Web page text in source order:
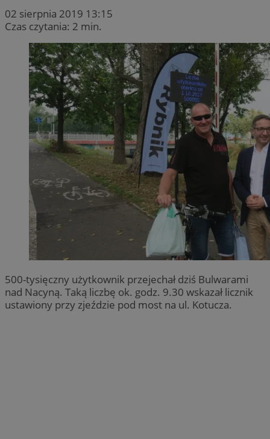
02 sierpnia 2019 13:15
Czas czytania: 2 min.
500-tysięczny użytkownik przejechał dziś Bulwarami
nad Nacyną. Taką liczbę ok. godz. 9.30 wskazał licznik
ustawiony przy zjeździe pod most na ul. Kotucza.